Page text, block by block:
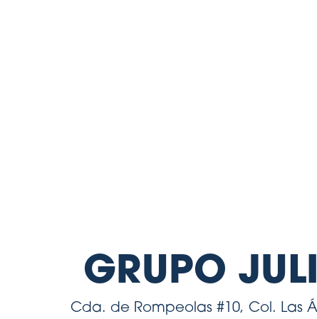
GRUPO
Cda. de Rompeolas #10, Col. Las